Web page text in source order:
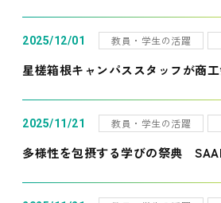
2025/12/01 教員・学生の活躍
星槎箱根キャンパススタッフが商
2025/11/21 教員・学生の活躍
多様性を包摂する学びの祭典